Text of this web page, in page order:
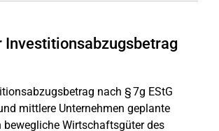
Investitionsabzugsbetrag
nach § 7g EStG
mittlere Unternehmen geplante
bewegliche Wirtschaftsgüter des